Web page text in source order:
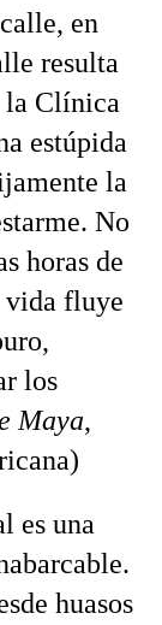
en
resulta
la Clínica
estúpida
la
No
horas de
vida fluye
los
Maya,
es una
huasos